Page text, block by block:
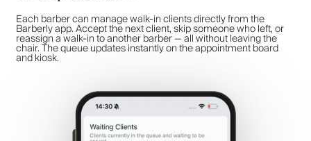
Each barber can manage walk-in clients directly from the
Barberly app. Accept the next client, skip someone who left, or
reassign a walk-in to another barber — all without leaving the
chair. The queue updates instantly on the appointment board
and kiosk.